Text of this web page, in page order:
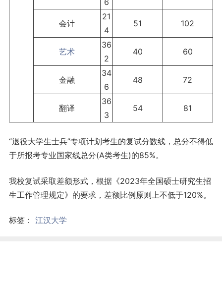
会计
21
4
51 102
艺术
36
2
40 60
金融
34
6
48 72
翻译
36
3
54 81
“退役大学生士兵”专项计划考生的复试分数线，总分不得低
于所报考专业国家线总分(A类考生)的85%。
我校复试采取差额形式，根据《2023年全国硕士研究生招
生工作管理规定》的要求，差额比例原则上不低于120%。
标签： 江汉大学